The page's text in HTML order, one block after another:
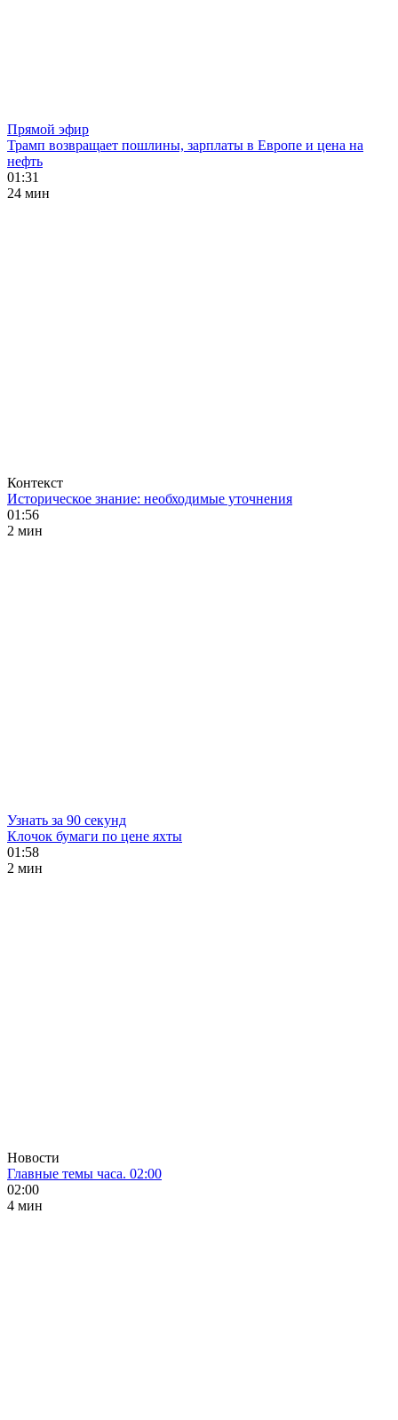
Прямой эфир
Трамп возвращает пошлины, зарплаты в Европе и цена на
нефть
01:31
24 мин
Контекст
Историческое знание: необходимые уточнения
01:56
2 мин
Узнать за 90 секунд
Клочок бумаги по цене яхты
01:58
2 мин
Новости
Главные темы часа. 02:00
02:00
4 мин